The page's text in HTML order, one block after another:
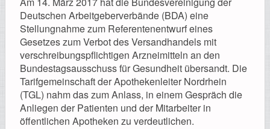
Deutschen Arbeitgeberverbände (BDA) eine
Stellungnahme zum Referentenentwurf eines
Gesetzes zum Verbot des Versandhandels mit
verschreibungspflichtigen Arzneimitteln an den
Bundestagsausschuss für Gesundheit übersandt. Die
Tarifgemeinschaft der Apothekenleiter Nordrhein
(TGL) nahm das zum Anlass, in einem Gespräch die
Anliegen der Patienten und der Mitarbeiter in
öffentlichen Apotheken zu verdeutlichen.